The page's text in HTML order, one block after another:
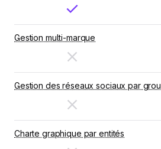
Gestion multi-marque
Gestion des réseaux sociaux par
Charte graphique par entités